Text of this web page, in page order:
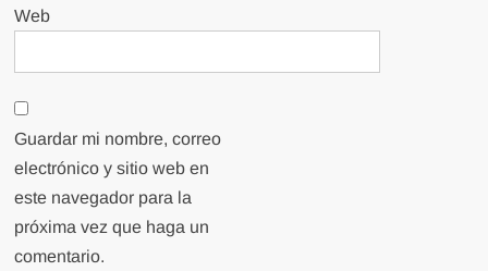
Web
Guardar mi nombre, correo
electrónico y sitio web en
este navegador para la
próxima vez que haga un
comentario.